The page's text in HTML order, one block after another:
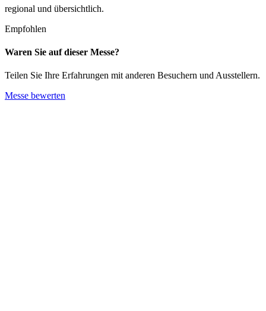
regional und übersichtlich.
Empfohlen
Waren Sie auf dieser Messe?
Teilen Sie Ihre Erfahrungen mit anderen Besuchern und Ausstellern.
Messe bewerten